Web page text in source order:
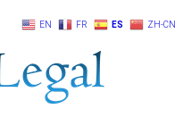
EN FR ES ZH-CN